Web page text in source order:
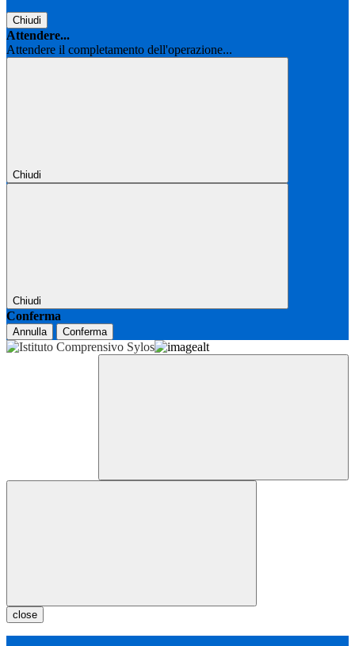
Chiudi
Attendere...
Attendere il completamento dell'operazione...
Chiudi
Chiudi
Conferma
Annulla Conferma
close